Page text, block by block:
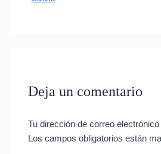
Deja un comentario
Tu dirección de correo
Los campos obligatorios están